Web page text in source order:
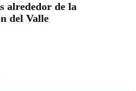
alrededor de la
del Valle